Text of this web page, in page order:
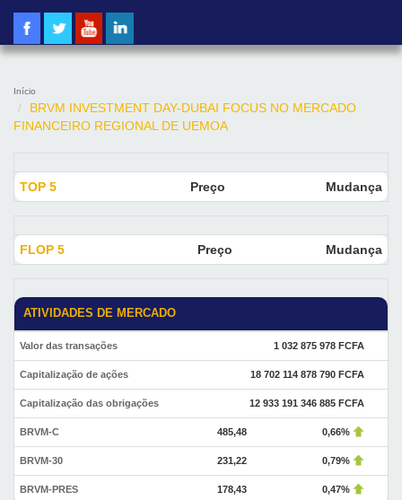
Início
BRVM INVESTMENT DAY-DUBAI FOCUS NO MERCADO
FINANCEIRO REGIONAL DE UEMOA
TOP 5 Preço Mudança
FLOP 5 Preço Mudança
ATIVIDADES DE MERCADO
Valor das transações 1 032 875 978 FCFA
Capitalização de ações 18 702 114 878 790 FCFA
Capitalização das obrigações 12 933 191 346 885 FCFA
BRVM-C 485,48 0,66%
BRVM-30 231,22 0,79%
BRVM-PRES 178,43 0,47%